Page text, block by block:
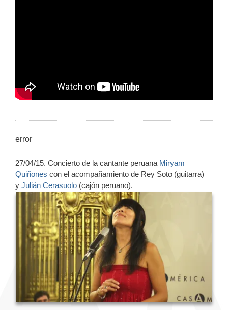
error
27/04/15. Concierto de la cantante peruana Miryam
Quiñones con el acompañamiento de Rey Soto (guitarra)
y Julián Cerasuolo (cajón peruano).